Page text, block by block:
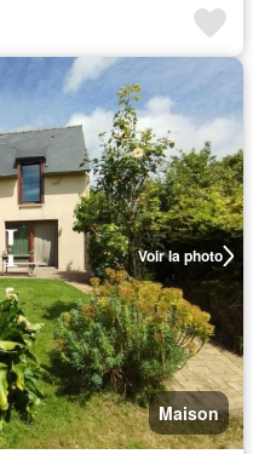
Voir la photo
Maison